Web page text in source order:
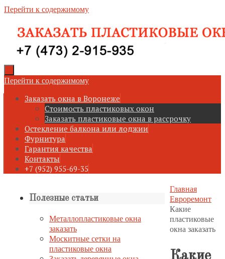
Перейти к содержимому
Перейти к содержимому
Заказать окна в Воронеже
Стоимость пластиковых окон
Заказать пластиковые окна в рассрочку
Остекление балкона или лоджии
Фурнитура
Гарантия качества
Контакты
+7 (952) 955-69-35
Главная
Евроремонт
Какие
пластиковые
окна заказать
Какие
Полезные статьи
Металлопластиковые окна
заказать
Москитные сетки на
пластиковые окна